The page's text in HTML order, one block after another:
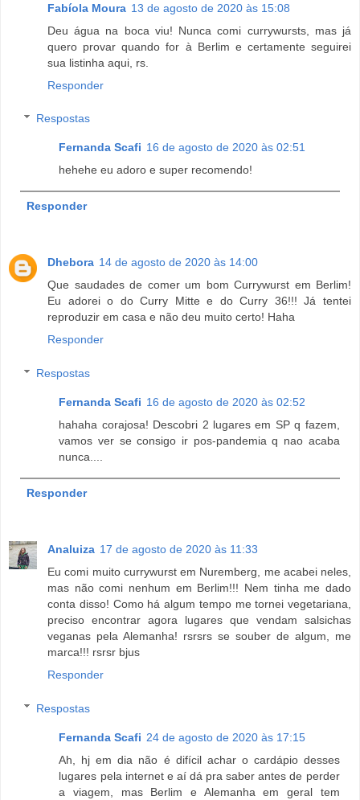
Fabíola Moura 13 de agosto de 2020 às 15:08
Deu água na boca viu! Nunca comi currywursts, mas já
quero provar quando for à Berlim e certamente seguirei
sua listinha aqui, rs.
Responder
Respostas
Fernanda Scafi 16 de agosto de 2020 às 02:51
hehehe eu adoro e super recomendo!
Responder
Dhebora 14 de agosto de 2020 às 14:00
Que saudades de comer um bom Currywurst em Berlim!
Eu adorei o do Curry Mitte e do Curry 36!!! Já tentei
reproduzir em casa e não deu muito certo! Haha
Responder
Respostas
Fernanda Scafi 16 de agosto de 2020 às 02:52
hahaha corajosa! Descobri 2 lugares em SP q fazem,
vamos ver se consigo ir pos-pandemia q nao acaba
nunca....
Responder
Analuiza 17 de agosto de 2020 às 11:33
Eu comi muito currywurst em Nuremberg, me acabei neles,
mas não comi nenhum em Berlim!!! Nem tinha me dado
conta disso! Como há algum tempo me tornei vegetariana,
preciso encontrar agora lugares que vendam salsichas
veganas pela Alemanha! rsrsrs se souber de algum, me
marca!!! rsrsr bjus
Responder
Respostas
Fernanda Scafi 24 de agosto de 2020 às 17:15
Ah, hj em dia não é difícil achar o cardápio desses
lugares pela internet e aí dá pra saber antes de perder
a viagem, mas Berlim e Alemanha em geral tem